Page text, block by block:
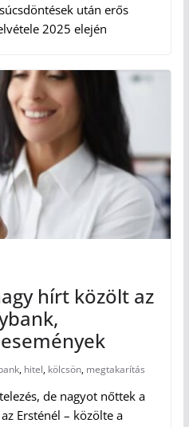
után erős
2025 elején
hírt közölt az
, hitel, kölcsön, megtakarítás
de nagyot nőttek a
Ersténél – közölte a